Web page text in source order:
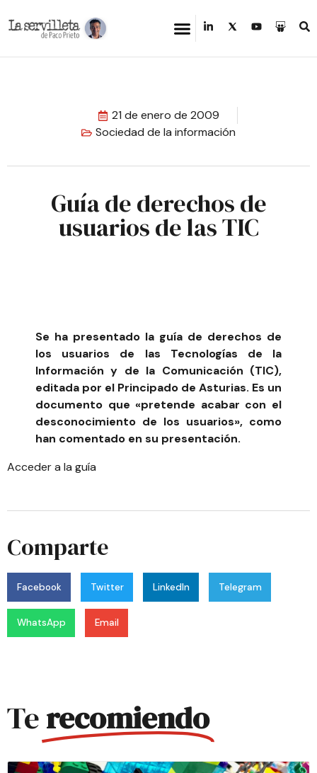
21 de enero de 2009
Sociedad de la información
Guía de derechos de
usuarios de las TIC
Se ha presentado la guía de derechos de
los usuarios de las Tecnologías de la
Información y de la Comunicación (TIC),
editada por el Principado de Asturias. Es un
documento que «pretende acabar con el
desconocimiento de los usuarios», como
han comentado en su presentación.
Acceder a la guía
Comparte
Facebook Twitter LinkedIn Telegram
WhatsApp Email
Terecomiendo